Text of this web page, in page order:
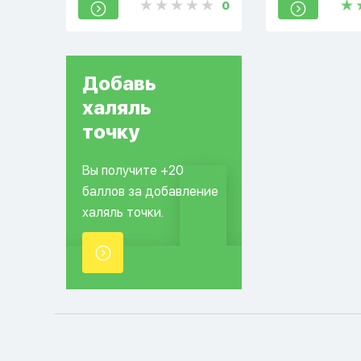
0
Добавь
халяль
точку
Вы получите +20
баллов за добавление
халяль точки.